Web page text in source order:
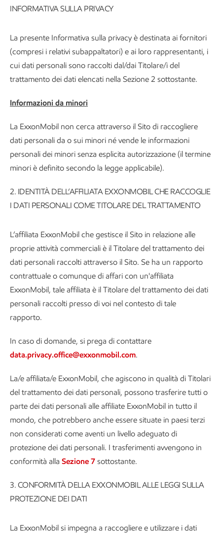
INFORMATIVA SULLA PRIVACY
La presente Informativa sulla privacy è destinata ai fornitori
(compresi i relativi subappaltatori) e ai loro rappresentanti, i
cui dati personali sono raccolti dal/dai Titolare/i del
trattamento dei dati elencati nella Sezione 2 sottostante.
Informazioni da minori
La ExxonMobil non cerca attraverso il Sito di raccogliere
dati personali da o sui minori né vende le informazioni
personali dei minori senza esplicita autorizzazione (il termine
minori è definito secondo la legge applicabile).
2. IDENTITÀ DELL’AFFILIATA EXXONMOBIL CHE RACCOGLIE
I DATI PERSONALI COME TITOLARE DEL TRATTAMENTO
L’affiliata ExxonMobil che gestisce il Sito in relazione alle
proprie attività commerciali è il Titolare del trattamento dei
dati personali raccolti attraverso il Sito. Se ha un rapporto
contrattuale o comunque di affari con un'affiliata
ExxonMobil, tale affiliata è il Titolare del trattamento dei dati
personali raccolti presso di voi nel contesto di tale
rapporto.
In caso di domande, si prega di contattare
data.privacy.office@exxonmobil.com.
La/e affiliata/e ExxonMobil, che agiscono in qualità di Titolari
del trattamento dei dati personali, possono trasferire tutti o
parte dei dati personali alle affiliate ExxonMobil in tutto il
mondo, che potrebbero anche essere situate in paesi terzi
non considerati come aventi un livello adeguato di
protezione dei dati personali. I trasferimenti avvengono in
conformità alla Sezione 7 sottostante.
3. CONFORMITÀ DELLA EXXONMOBIL ALLE LEGGI SULLA
PROTEZIONE DEI DATI
La ExxonMobil si impegna a raccogliere e utilizzare i dati